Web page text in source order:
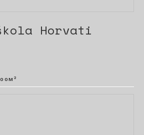
Horvati
M 2